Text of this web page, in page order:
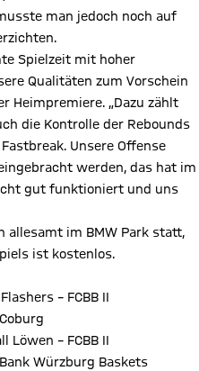
man jedoch noch auf
Spielzeit mit hoher
Qualitäten zum Vorschein
Heimpremiere. „Dazu zählt
die Kontrolle der Rebounds
Unsere Offense
werden, das hat im
gut funktioniert und uns
allesamt im BMW Park statt,
ist kostenlos.
– FCBB II
Coburg
Löwen – FCBB II
Bank Würzburg Baskets